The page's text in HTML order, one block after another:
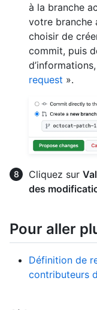
à la branche
votre branche
choisir de
commit, puis
request ».
Cliquez sur
des
Pour aller
Définition de
contributeurs